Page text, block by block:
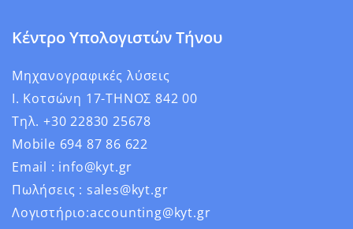
Κέντρο Υπολογιστών Τήνου
Μηχανογραφικές λύσεις
Ι. Κοτσώνη 17-ΤΗΝΟΣ 842 00
Τηλ. +30 22830 25678
Mobile 694 87 86 622
Email : info@kyt.gr
Πωλήσεις : sales@kyt.gr
Λογιστήριο:accounting@kyt.gr